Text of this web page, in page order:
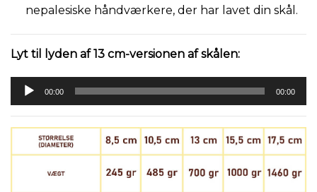
nepalesiske håndværkere, der har lavet din skål.
Lyt til lyden af 13 cm-versionen af skålen:
Lydafspiller
00:00 00:00